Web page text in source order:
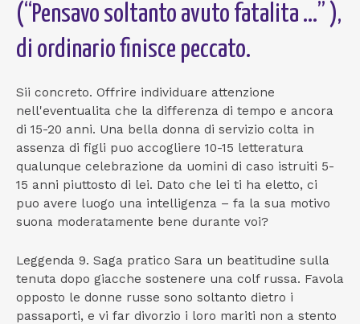
(“Pensavo soltanto avuto fatalita …” ),
di ordinario finisce peccato.
Sii concreto. Offrire individuare attenzione
nell'eventualita che la differenza di tempo e ancora
di 15-20 anni. Una bella donna di servizio colta in
assenza di figli puo accogliere 10-15 letteratura
qualunque celebrazione da uomini di caso istruiti 5-
15 anni piuttosto di lei. Dato che lei ti ha eletto, ci
puo avere luogo una intelligenza – fa la sua motivo
suona moderatamente bene durante voi?
Leggenda 9. Saga pratico Sara un beatitudine sulla
tenuta dopo giacche sostenere una colf russa. Favola
opposto le donne russe sono soltanto dietro i
passaporti, e vi far divorzio i loro mariti non a stento